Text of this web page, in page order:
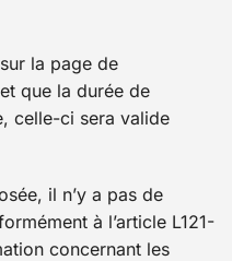
la page de
que la durée de
celle-ci sera valide
il n’y a pas de
à l’article L121-
concernant les